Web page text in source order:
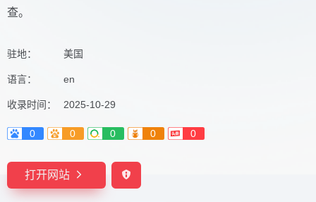
查。
驻地： 美国
语言： en
收录时间： 2025-10-29
0 0 0 0 0
打开网站